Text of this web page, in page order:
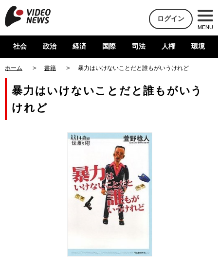
ログイン
MENU
社会 政治 経済 国際 司法 人権 環境
ホーム 書籍 暴力はいけないことだと誰もがいうけれど
暴力はいけないことだと誰もがいう
けれど